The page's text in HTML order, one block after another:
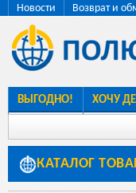
Новости Возврат и
ВЫГОДНО! ХОЧУ
КАТАЛОГ